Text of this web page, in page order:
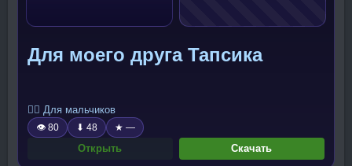
Для моего друга Тапсика
🧍‍♂️ Для мальчиков
👁 80 ⬇ 48 ★ —
Открыть Скачать